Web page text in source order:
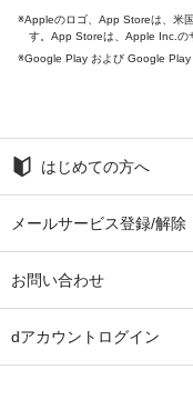
Appleのロゴ、App Storeは、米
す。App Storeは、Apple Inc.の
Google Play および Google Play
はじめての方へ
メールサービス登録/解除
お問い合わせ
dアカウントログイン